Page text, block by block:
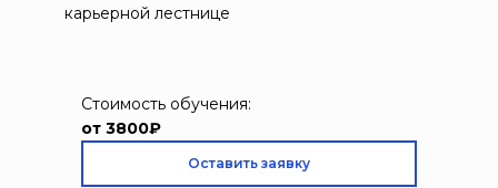
карьерной лестнице
Стоимость обучения:
от 3800₽
Оставить заявку